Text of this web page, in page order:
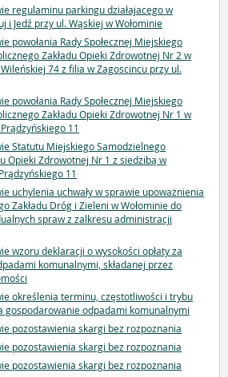
regulaminu parkingu działajacego w
i Jedź przy ul. Wąskiej w Wołominie
powołania Rady Społecznej Miejskiego
Zakładu Opieki Zdrowotnej Nr 2 w
74 z filia w Zagoscincu przy ul.
powołania Rady Społecznej Miejskiego
Zakładu Opieki Zdrowotnej Nr 1 w
11
Statutu Miejskiego Samodzielnego
Opieki Zdrowotnej Nr 1 z siedzibą w
11
uchylenia uchwały w sprawie upoważnienia
Zakładu Dróg i Zieleni w Wołominie do
spraw z zalkresu administracji
wzoru deklaracji o wysokości opłaty za
komunalnymi, składanej przez
określenia terminu, częstotliwości i trybu
gospodarowanie odpadami komunalnymi
pozostawienia skargi bez rozpoznania
pozostawienia skargi bez rozpoznania
pozostawienia skargi bez rozpoznania